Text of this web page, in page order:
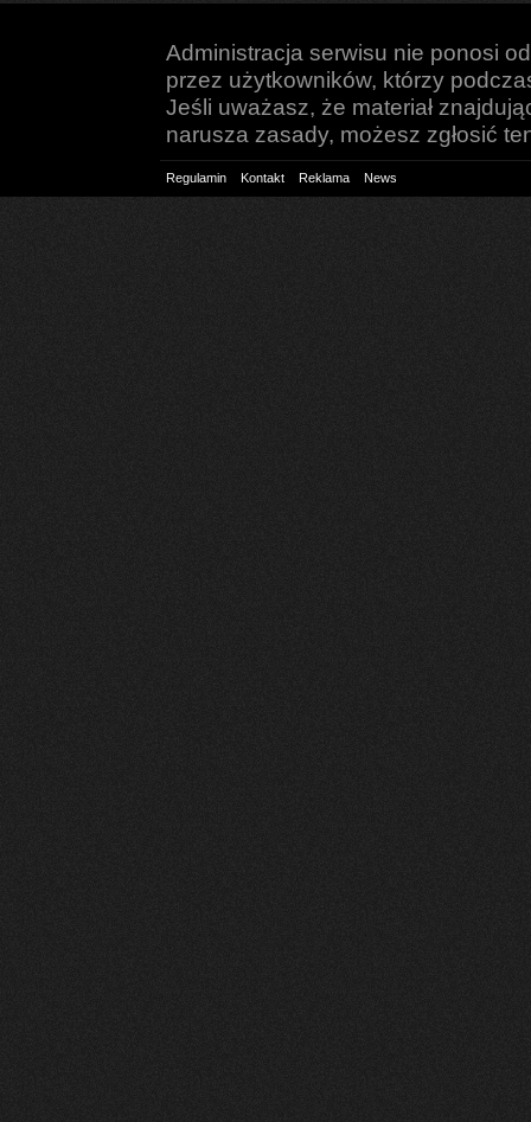
Administracja serwisu nie ponosi
przez użytkowników, którzy
Jeśli uważasz, że materiał
narusza zasady, możesz zgłosić
Regulamin Kontakt Reklama News